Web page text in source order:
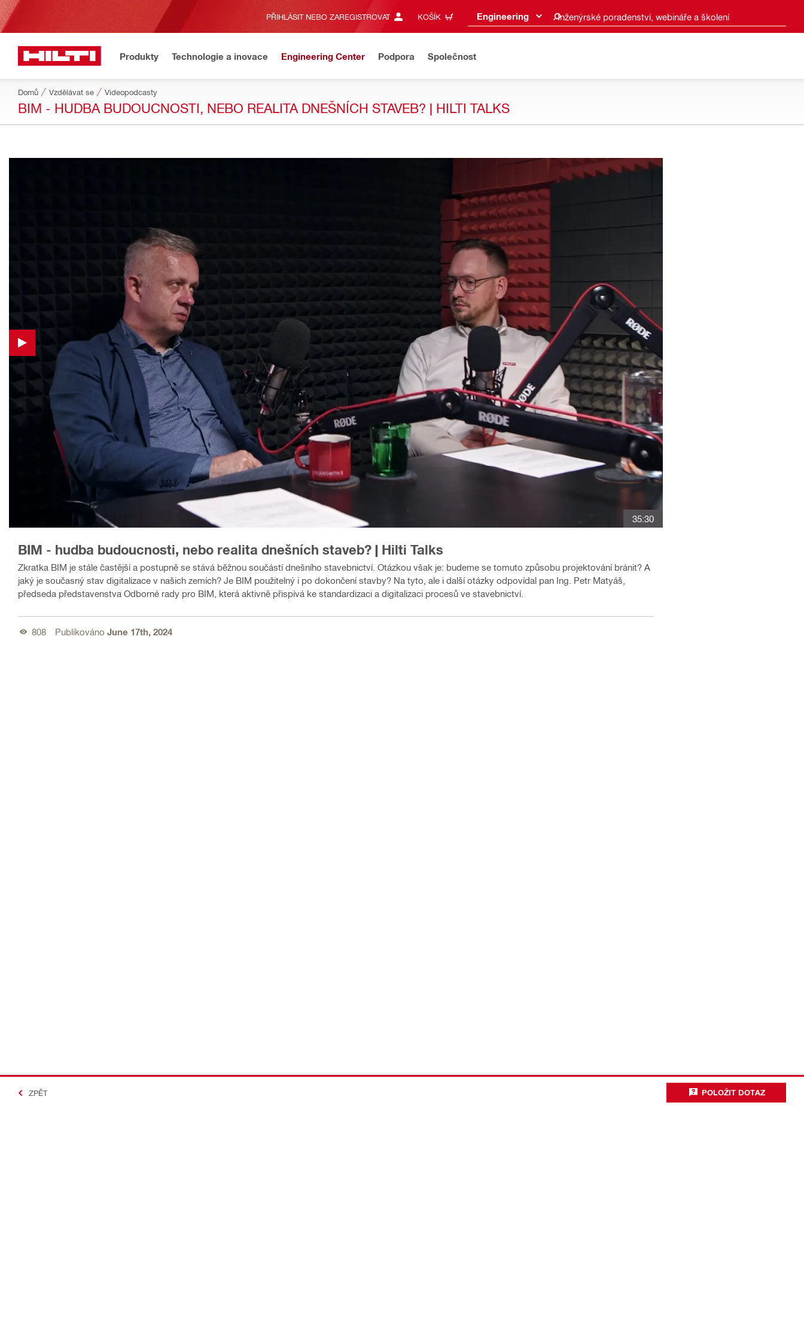
PŘIHLÁSIT NEBO ZAREGISTROVAT KOŠÍK Engineering Inženýrské poradenství, webináře a školení
Produkty Technologie a inovace Engineering Center Podpora Společnost
Domů Vzdělávat se Videopodcasty
BIM - HUDBA BUDOUCNOSTI, NEBO REALITA DNEŠNÍCH STAVEB? | HILTI TALKS
35:30
BIM - hudba budoucnosti, nebo realita dnešních staveb? | Hilti Talks
Zkratka BIM je stále častější a postupně se stává běžnou součástí dnešního stavebnictví. Otázkou však je: budeme se tomuto způsobu projektování bránit? A
jaký je současný stav digitalizace v našich zemích? Je BIM použitelný i po dokončení stavby? Na tyto, ale i další otázky odpovídal pan Ing. Petr Matyáš,
předseda představenstva Odborné rady pro BIM, která aktivně přispívá ke standardizaci a digitalizaci procesů ve stavebnictví.
808 Publikováno June 17th, 2024
ZPĚT POLOŽIT DOTAZ